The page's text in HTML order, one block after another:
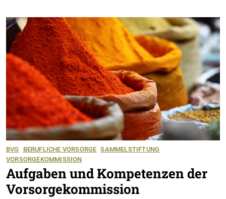
BVG BERUFLICHE VORSORGE SAMMELSTIFTUNG
VORSORGEKOMMISSION
Aufgaben und Kompetenzen der
Vorsorgekommission